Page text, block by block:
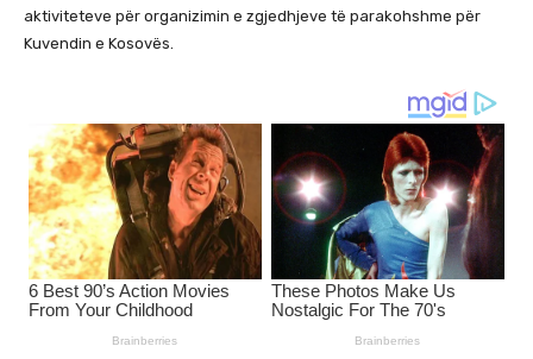
aktiviteteve për organizimin e zgjedhjeve të parakohshme për
Kuvendin e Kosovës.